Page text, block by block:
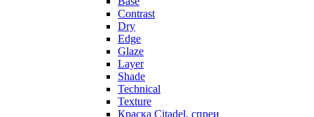
Contrast
Dry
Edge
Glaze
Layer
Shade
Technical
Texture
Краска Citadel, спреи